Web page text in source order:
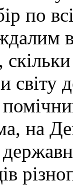
по
світу
на